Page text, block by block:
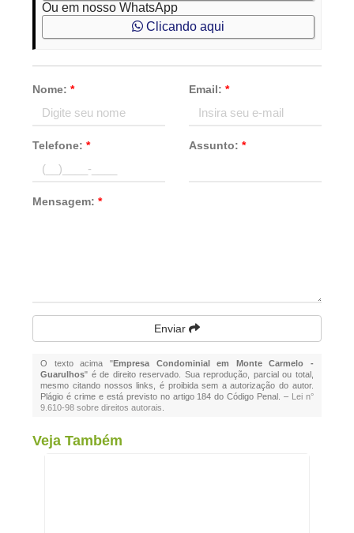
Ou em nosso WhatsApp
Clicando aqui
Nome:* Email: *
Telefone:* Assunto: *
Mensagem:*
Enviar
O texto acima "Empresa Condominial em Monte Carmelo -
Guarulhos" é de direito reservado. Sua reprodução, parcial ou total,
mesmo citando nossos links, é proibida sem a autorização do autor.
Plágio é crime e está previsto no artigo 184 do Código Penal. – Lei n°
9.610-98 sobre direitos autorais
Veja Também